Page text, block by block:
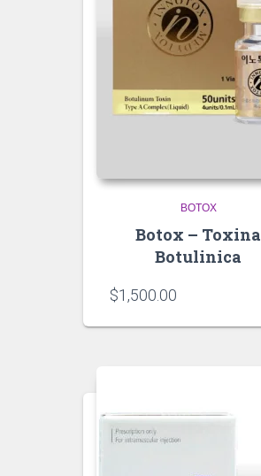
BOTOX
Botox – Toxina
Botulinica
$1,500.00